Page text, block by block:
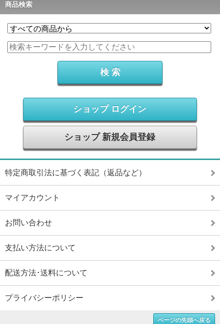
商品検索
ショップ ログイン
ショップ 新規会員登録
特定商取引法に基づく表記（返品など）
マイアカウント
お問い合わせ
支払い方法について
配送方法･送料について
プライバシーポリシー
ページの先頭へ戻る